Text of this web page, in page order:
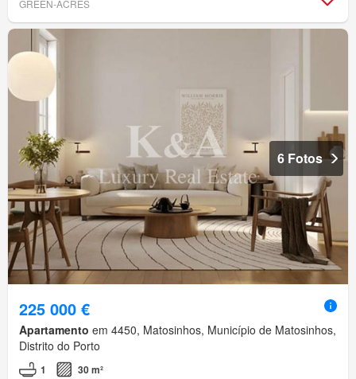
GREEN-ACRES
6 Fotos
225 000 €
Apartamento em 4450, Matosinhos, Município de Matosinhos,
Distrito do Porto
1 30 m²